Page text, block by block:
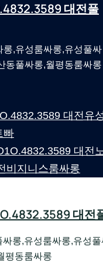
대전풀
,유성룸싸롱,유성풀싸
동풀싸롱,월평동룸싸롱
대전유
빠
대전
비지니스룸싸롱
대전
롱,유성룸싸롱,유성
평동룸싸롱